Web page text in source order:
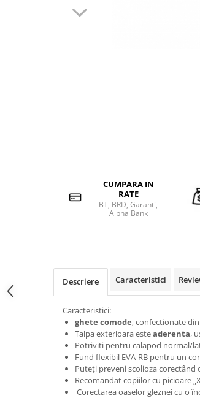
CUMPARA IN
RATE
BT, BRD, Garanti,
Alpha Bank
Descriere Caracteristici
Caracteristici:
ghete comode, confectionate din
Talpa exterioara esteaderenta,
Potriviti pentru calapod normal/
Fund flexibil EVA-RB pentru un
Puteți preveni scolioza
Recomandat copiilor cu picioare
Corectarea oaselor gleznei cu o